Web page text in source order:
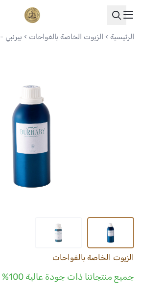
العواد للعود الرئيسية الزيوت الخاصة بالفواحات بيرنبي - Burnaby
الزيوت الخاصة بالفواحات
جميع منتجاتنا ذات جودة عالية 100%